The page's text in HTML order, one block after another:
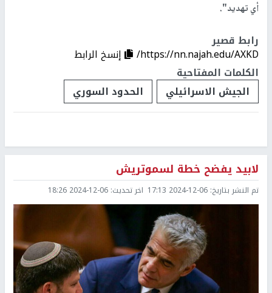
أي تهديد".
رابط قصير
https://nn.najah.edu/AXKD/
إنسخ الرابط
الكلمات المفتاحية
الجيش الاسرائيلي
الحدود السوري
لابيد يفضح خطة لسموتريش
تم النشر بتاريخ: 2024-12-06 17:13 اخر تحديث: 2024-12-06 18:26